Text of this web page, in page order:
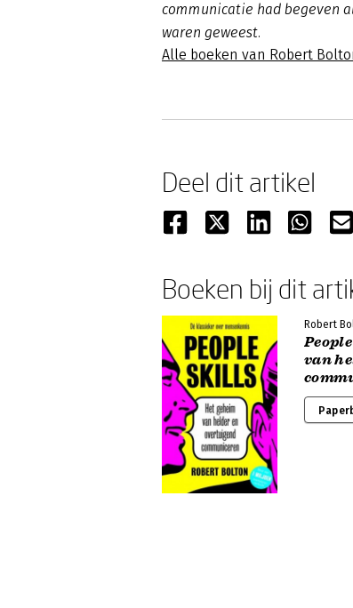
communicatie had begeven
waren geweest.
Alle boeken van Robert
Deel dit artikel
Boeken bij dit
Robert
van